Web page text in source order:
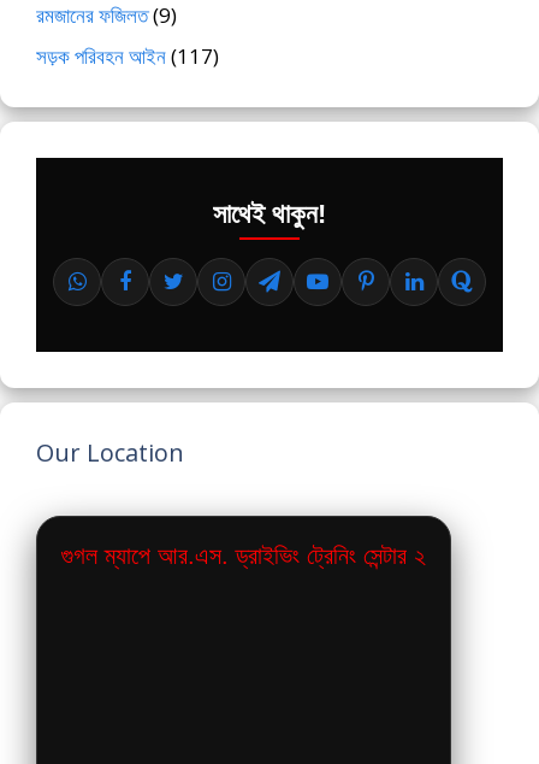
রমজানের ফজিলত(9)
সড়ক পরিবহন আইন(117)
সাথেই থাকুন!
Our Location
গুগল ম্যাপে আর.এস. ড্রাইভিং ট্রেনিং সেন্টার ২